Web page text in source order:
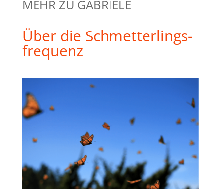
MEHR ZU GABRIELE
Über die Schmetterlings-
frequenz